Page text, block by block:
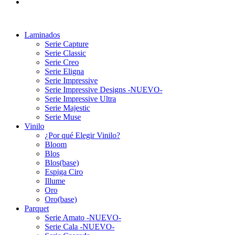
Laminados
Serie Capture
Serie Classic
Serie Creo
Serie Eligna
Serie Impressive
Serie Impressive Designs -NUEVO-
Serie Impressive Ultra
Serie Majestic
Serie Muse
Vinilo
¿Por qué Elegir Vinilo?
Bloom
Blos
Blos(base)
Espiga Ciro
Illume
Oro
Oro(base)
Parquet
Serie Amato -NUEVO-
Serie Cala -NUEVO-